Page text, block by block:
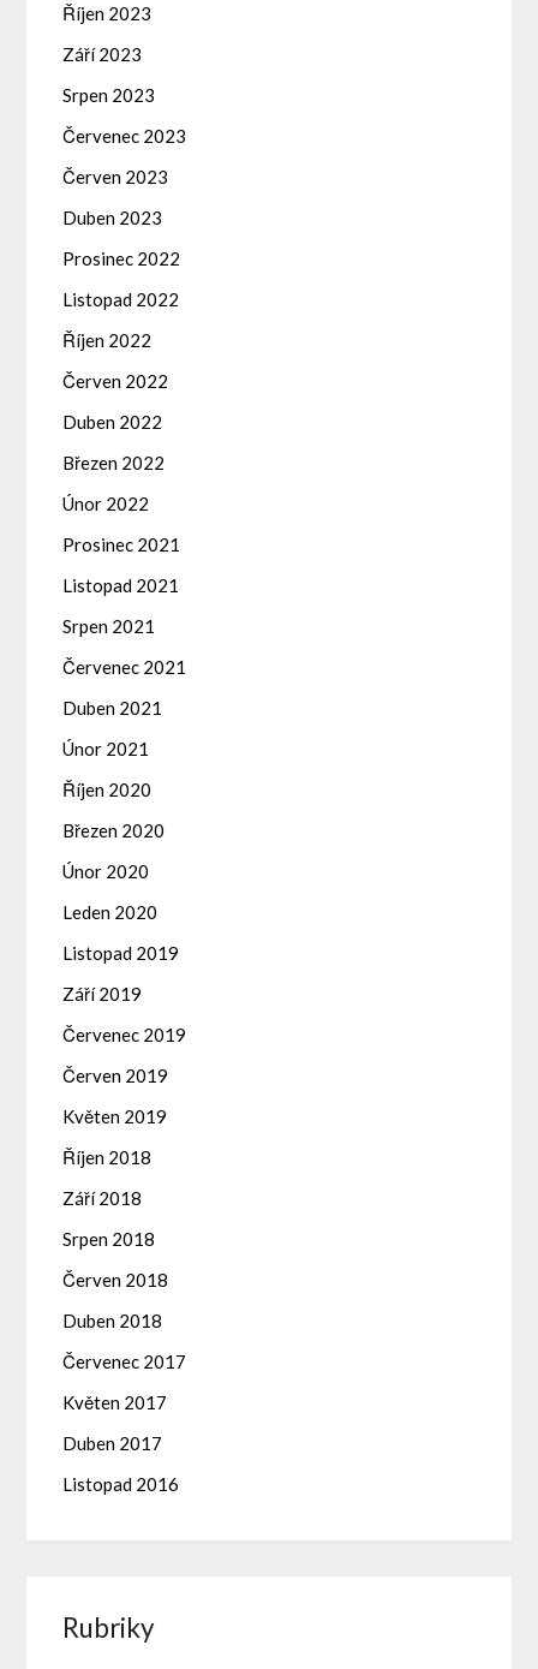
Říjen 2023
Září 2023
Srpen 2023
Červenec 2023
Červen 2023
Duben 2023
Prosinec 2022
Listopad 2022
Říjen 2022
Červen 2022
Duben 2022
Březen 2022
Únor 2022
Prosinec 2021
Listopad 2021
Srpen 2021
Červenec 2021
Duben 2021
Únor 2021
Říjen 2020
Březen 2020
Únor 2020
Leden 2020
Listopad 2019
Září 2019
Červenec 2019
Červen 2019
Květen 2019
Říjen 2018
Září 2018
Srpen 2018
Červen 2018
Duben 2018
Červenec 2017
Květen 2017
Duben 2017
Listopad 2016
Rubriky